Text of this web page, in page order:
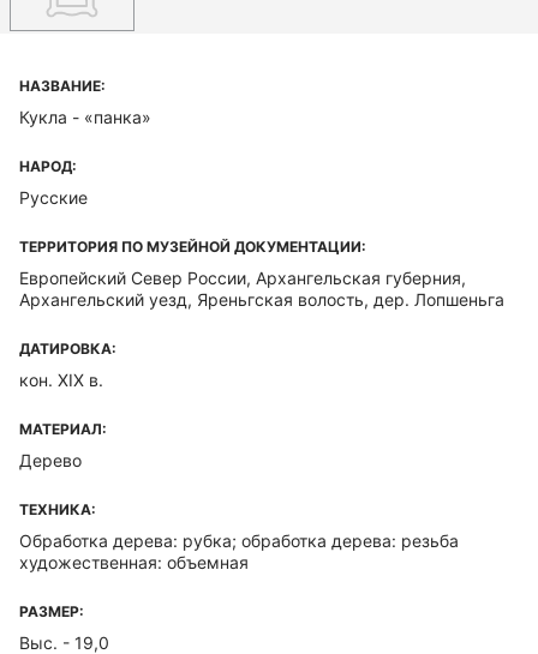
НАЗВАНИЕ:
Кукла - «панка»
НАРОД:
Русские
ТЕРРИТОРИЯ ПО МУЗЕЙНОЙ ДОКУМЕНТАЦИИ:
Европейский Север России, Архангельская губерния,
Архангельский уезд, Яреньгская волость, дер. Лопшеньга
ДАТИРОВКА:
кон. XIX в.
МАТЕРИАЛ:
Дерево
ТЕХНИКА:
Обработка дерева: рубка; обработка дерева: резьба
художественная: объемная
РАЗМЕР:
Выс. - 19,0